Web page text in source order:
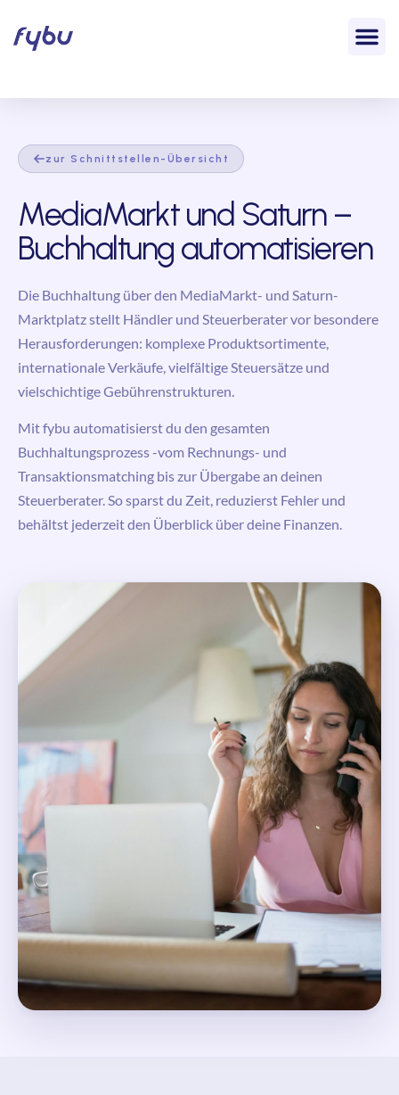
zur Schnittstellen-Übersicht
MediaMarkt und Saturn –
Buchhaltung automatisieren
Die Buchhaltung über den MediaMarkt- und Saturn-
Marktplatz stellt Händler und Steuerberater vor besondere
Herausforderungen: komplexe Produktsortimente,
internationale Verkäufe, vielfältige Steuersätze und
vielschichtige Gebührenstrukturen.
Mit fybu automatisierst du den gesamten
Buchhaltungsprozess -vom Rechnungs- und
Transaktionsmatching bis zur Übergabe an deinen
Steuerberater. So sparst du Zeit, reduzierst Fehler und
behältst jederzeit den Überblick über deine Finanzen.